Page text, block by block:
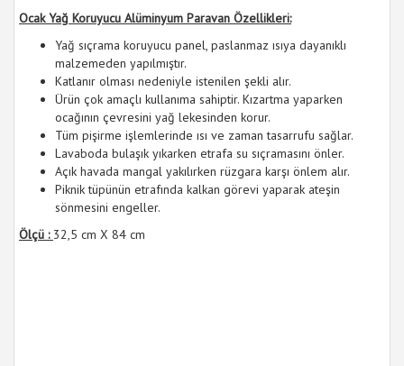
Ocak Yağ Koruyucu Alüminyum Paravan Özellikleri:
Yağ sıçrama koruyucu panel, paslanmaz ısıya dayanıklı
malzemeden yapılmıştır.
Katlanır olması nedeniyle istenilen şekli alır.
Ürün çok amaçlı kullanıma sahiptir. Kızartma yaparken
ocağının çevresini yağ lekesinden korur.
Tüm pişirme işlemlerinde ısı ve zaman tasarrufu sağlar.
Lavaboda bulaşık yıkarken etrafa su sıçramasını önler.
Açık havada mangal yakılırken rüzgara karşı önlem alır.
Piknik tüpünün etrafında kalkan görevi yaparak ateşin
sönmesini engeller.
Ölçü : 32,5 cm X 84 cm